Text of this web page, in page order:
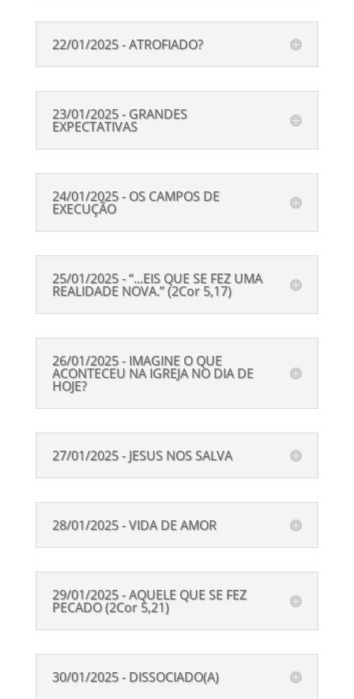
22/01/2025 - ATROFIADO?
23/01/2025 - GRANDES
EXPECTATIVAS
24/01/2025 - OS CAMPOS DE
EXECUÇÃO
25/01/2025 - “...EIS QUE SE FEZ UMA
REALIDADE NOVA.” (2Cor 5,17)
26/01/2025 - IMAGINE O QUE
ACONTECEU NA IGREJA NO DIA DE
HOJE?
27/01/2025 - JESUS NOS SALVA
28/01/2025 - VIDA DE AMOR
29/01/2025 - AQUELE QUE SE FEZ
PECADO (2Cor 5,21)
30/01/2025 - DISSOCIADO(A)